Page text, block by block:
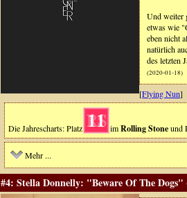
Und weiter
etwas wie
eben nicht
natürlich
des letzten
(2020-01-18)
[Flying Nun]
Die Jahrescharts: Platz 11 imRolling Stoneund
Mehr ...
#4: Stella Donnelly: "Beware Of The